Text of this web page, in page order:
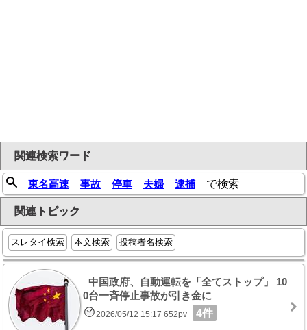
関連検索ワード
東名高速 事故 停車 夫婦 逮捕で検索
関連トピック
スレタイ検索 本文検索 投稿者名検索
中国政府、自動運転を「全てストップ」 10
0台一斉停止事故が引き金に
2026/05/12 15:17 652pv 4件